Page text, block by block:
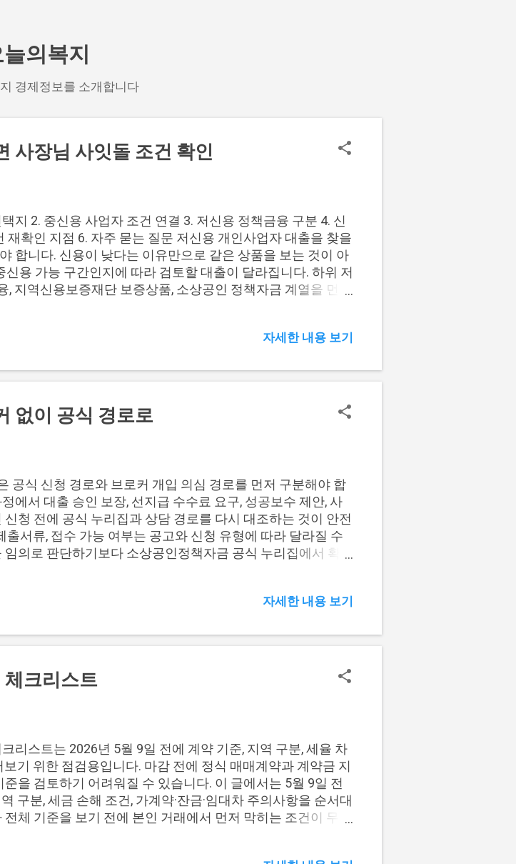
의복지
경제정보를 소개합니다
사장님 사잇돌 조건 확인
지 2. 중신용 사업자 조건 연결 3. 저신용 정책금융 구분 4. 신
재확인 지점 6. 자주 묻는 질문 저신용 개인사업자 대출을 찾을
합니다. 신용이 낮다는 이유만으로 같은 상품을 보는 것이 아
신용 가능 구간인지에 따라 검토할 대출이 달라집니다. 하위 저
지역신용보증재단 보증상품, 소상공인 정책자금 계열을 먼저
구간에 따라 먼저 봐야 할 선택지가 달라집니다. 하위 저신용
보는 것이 좋습니다. 신용구간별로 대출 선택지를 나누면 아
필요 고신용 또는 일반 구간: 은행권 사업자대출 비교 연체 이
우선 점검 기존 채무 많음: 대환 가능성과 추가 한도 분리 사업
상품군이 달라집니다. 중신용 사업자 조건 연결 중신용 가능
용 전용 상품만 보지 말고 사장님 사잇돌대출 조건을 따로 확
용 하위층을 직접 지원하는 구조가 아니라, 중신용 개인사업자
하는 방향으로 추진되고 있습니다. 중신용 가능성을...
자세한 내용 보기
없이 공식 경로로
공식 신청 경로와 브로커 개입 의심 경로를 먼저 구분해야 합
에서 대출 승인 보장, 선지급 수수료 요구, 성공보수 제안, 사
청 전에 공식 누리집과 상담 경로를 다시 대조하는 것이 안전
출서류, 접수 가능 여부는 공고와 신청 유형에 따라 달라질 수
의로 판단하기보다 소상공인정책자금 공식 누리집에서 확인
질문 직접대출 브로커 주의점 소상공인 정책자금 직접대출을
라 진행되므로, 누군가가 결과를 확정적으로 말하거나 신청
선지급 수수료 요구: 신청 전 입금 요구 시 중단 판단 성공보
재확인 필요 사설 계좌 안내: 예금주·계좌번호 캡처 보관 공
으므로, 신청을 계속 진행하기 전에 공식 경로를 다시 확인해
자금 종류와 공고에 따라 달라질 수 있습니다. 따라서 신청
는 개별 안내만 믿기보다 공식 공고와 신청 화면에서 직접 확
와 의심 경로 비교 공식 경로는 신청 조건과 심사 ...
자세한 내용 보기
체크리스트
리스트는 2026년 5월 9일 전에 계약 기준, 지역 구분, 세율 차
기 위한 점검용입니다. 마감 전에 정식 매매계약과 계약금 지
을 검토하기 어려워질 수 있습니다. 이 글에서는 5월 9일 전
구분, 세금 손해 조건, 가계약·잔금·임대차 주의사항을 순서대
체 기준을 보기 전에 본인 거래에서 먼저 막히는 조건이 무엇